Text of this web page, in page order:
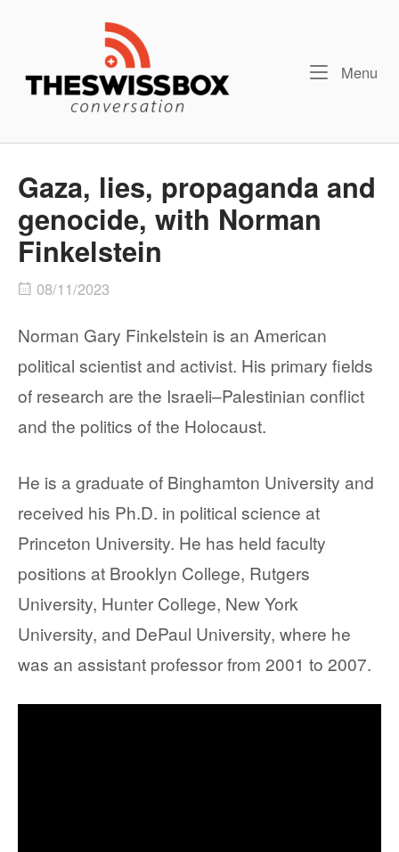
Menu
Gaza, lies, propaganda and
genocide, with Norman
Finkelstein
08/11/2023
Norman Gary Finkelstein is an American
political scientist and activist. His primary fields
of research are the Israeli–Palestinian conflict
and the politics of the Holocaust.
He is a graduate of Binghamton University and
received his Ph.D. in political science at
Princeton University. He has held faculty
positions at Brooklyn College, Rutgers
University, Hunter College, New York
University, and DePaul University, where he
was an assistant professor from 2001 to 2007.